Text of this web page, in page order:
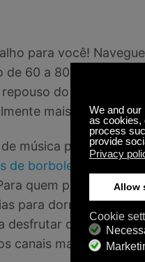
para você!
60 a 80 batidas por
do coração
mais eficazes.
música para dormir,
de borboletas
quem prefere um
para dormir.
de músicas
canais mais